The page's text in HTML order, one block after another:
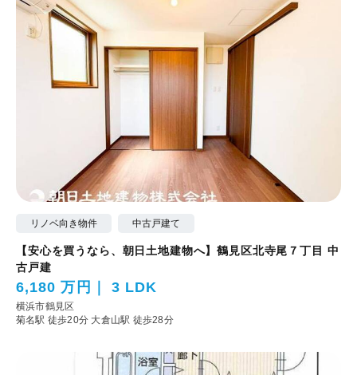
リノベ向き物件 中古戸建て
【安心を買うなら、朝日土地建物へ】鶴見区北寺尾７丁目 中
古戸建
6,180 万円 3 LDK
横浜市鶴見区
菊名駅 徒歩20分 大倉山駅 徒歩28分